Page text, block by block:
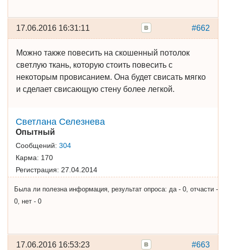
#662
17.06.2016 16:31:11
Можно также повесить на скошенный потолок
светлую ткань, которую стоить повесить с
некоторым провисанием. Она будет свисать мягко
и сделает свисающую стену более легкой.
Cветлана Cелезнева
Опытный
Сообщений: 304
Карма: 170
Регистрация: 27.04.2014
Была ли полезна информация, результат опроса: да - 0, отчасти -
0, нет - 0
#663
17.06.2016 16:53:23